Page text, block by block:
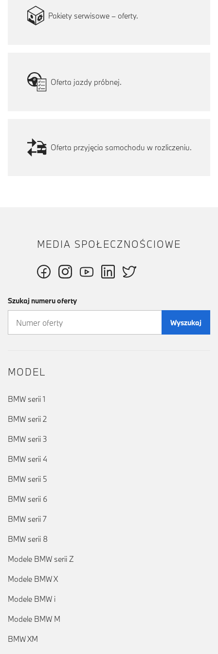
Pakiety serwisowe – oferty.
Oferta jazdy próbnej.
Oferta przyjęcia samochodu w rozliczeniu.
MEDIA SPOŁECZNOŚCIOWE
Szukaj numeru oferty
Wyszukaj
MODEL
BMW serii 1
BMW serii 2
BMW serii 3
BMW serii 4
BMW serii 5
BMW serii 6
BMW serii 7
BMW serii 8
Modele BMW serii Z
Modele BMW X
Modele BMW i
Modele BMW M
BMW XM